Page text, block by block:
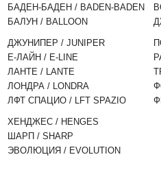
БАДЕН-БАДЕН / BADEN-BADEN
БАЛУН / BALLOON
ДЖУНИПЕР / JUNIPER
Е-ЛАЙН / E-LINE
ЛАНТЕ / LANTE
ЛОНДРА / LONDRA
ЛФТ СПАЦИО / LFT SPAZIO
ХЕНДЖЕС / HENGES
ШАРП / SHARP
ЭВОЛЮЦИЯ / EVOLUTION